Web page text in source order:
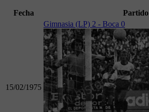
Fecha Partido
15/02/1975
Gimnasia (LP) 2 - Boca 0